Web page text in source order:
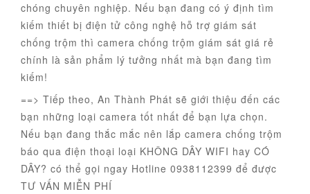
chóng chuyên nghiệp. Nếu bạn đang có ý định tìm
kiếm thiết bị điện tử công nghệ hỗ trợ giám sát
chống trộm thì camera chống trộm giám sát giá rẻ
chính là sản phẩm lý tưởng nhất mà bạn đang tìm
kiếm!
==> Tiếp theo, An Thành Phát sẽ giới thiệu đến các
bạn những loại camera tốt nhất để bạn lựa chọn.
Nếu bạn đang thắc mắc nên lắp camera chống trộm
báo qua điện thoại loại KHÔNG DÂY WIFI hay CÓ
DÂY? có thể gọi ngay Hotline 0938112399 để được
TƯ VẤN MIỄN PHÍ